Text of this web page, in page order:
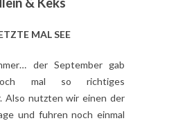
MAL SEE
der September gab
mal so richtiges
Also nutzten wir einen der
und fuhren noch einmal